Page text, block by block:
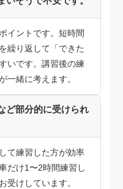
イントです。短時間
繰り返して「できた
いです。講習後の練
一緒に考えます。
ど部分的に受けられ
て練習した方が効率
だけ1〜2時間練習し
受けしています。